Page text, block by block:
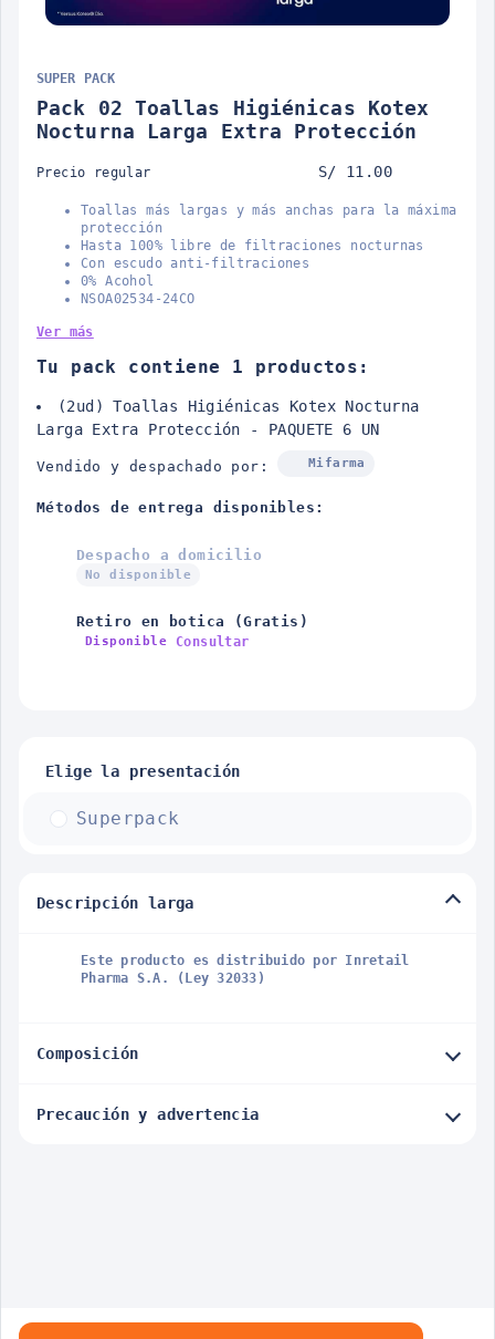
SUPER PACK
Pack 02 Toallas Higiénicas Kotex
Nocturna Larga Extra Protección
Precio regular S/ 11.00
Toallas más largas y más anchas para la máxima
protección
Hasta 100% libre de filtraciones nocturnas
Con escudo anti-filtraciones
0% Acohol
NSOA02534-24CO
Ver más
Tu pack contiene 1 productos:
(2ud) Toallas Higiénicas Kotex Nocturna
Larga Extra Protección - PAQUETE 6 UN
Vendido y despachado por: Mifarma
Métodos de entrega disponibles:
Despacho a domicilio
No disponible
Retiro en botica (Gratis)
Disponible Consultar
Elige la presentación
Superpack
Descripción larga
Este producto es distribuido por Inretail
Pharma S.A. (Ley 32033)
Composición
Precaución y advertencia